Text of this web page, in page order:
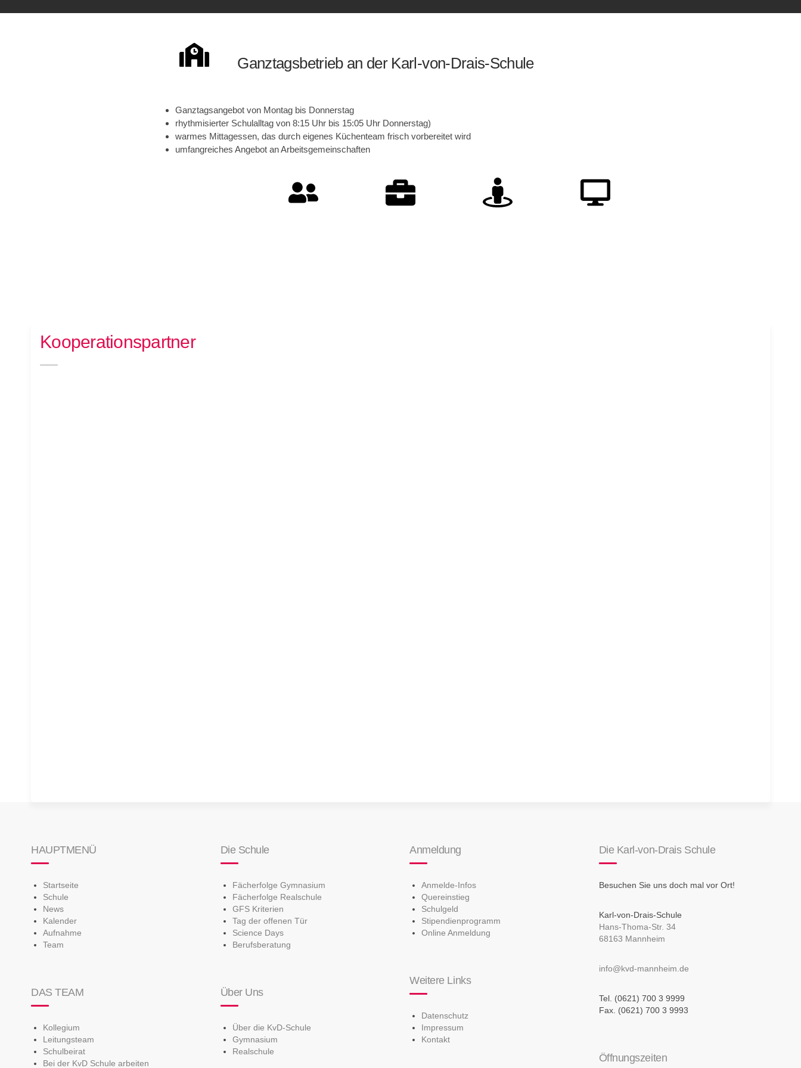
Ganztagsbetrieb an der Karl-von-Drais-Schule
Ganztagsangebot von Montag bis Donnerstag
rhythmisierter Schulalltag von 8:15 Uhr bis 15:05 Uhr Donnerstag)
warmes Mittagessen, das durch eigenes Küchenteam frisch vorbereitet wird
umfangreiches Angebot an Arbeitsgemeinschaften
Kooperationspartner
HAUPTMENÜ
Startseite
Schule
News
Kalender
Aufnahme
Team
DAS TEAM
Kollegium
Leitungsteam
Schulbeirat
Bei der KvD Schule arbeiten
Die Schule
Fächerfolge Gymnasium
Fächerfolge Realschule
GFS Kriterien
Tag der offenen Tür
Science Days
Berufsberatung
Über Uns
Über die KvD-Schule
Gymnasium
Realschule
Anmeldung
Anmelde-Infos
Quereinstieg
Schulgeld
Stipendienprogramm
Online Anmeldung
Weitere Links
Datenschutz
Impressum
Kontakt
Die Karl-von-Drais Schule
Besuchen Sie uns doch mal vor Ort!
Karl-von-Drais-Schule
Hans-Thoma-Str. 34
68163 Mannheim
info@kvd-mannheim.de
Tel. (0621) 700 3 9999
Fax. (0621) 700 3 9993
Öffnungszeiten